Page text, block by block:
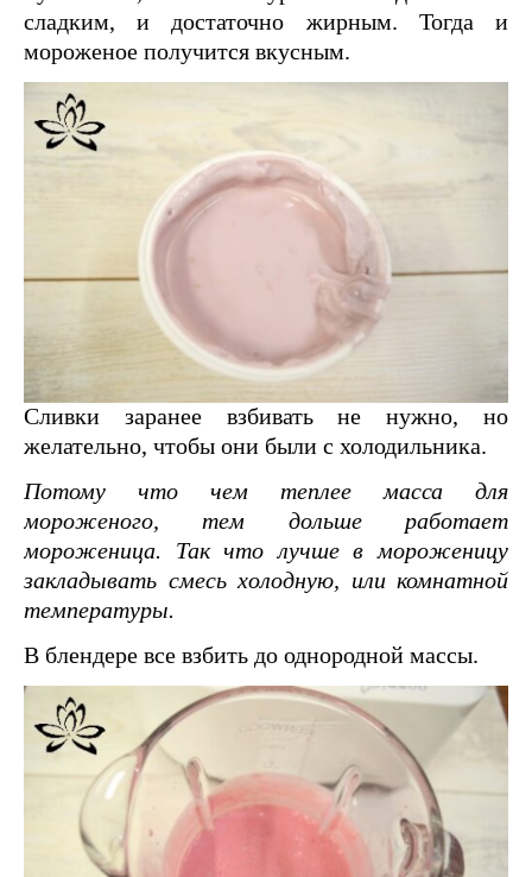
сладким, и достаточно жирным. Тогда и
мороженое получится вкусным.
Сливки заранее взбивать не нужно, но
желательно, чтобы они были с холодильника.
Потому что чем теплее масса для
мороженого, тем дольше работает
мороженица. Так что лучше в мороженицу
закладывать смесь холодную, или комнатной
температуры.
В блендере все взбить до однородной массы.